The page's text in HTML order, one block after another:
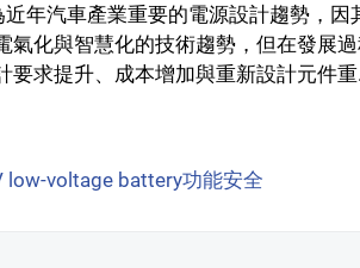
年汽車產業重要的電源設計趨勢，因
化與智慧化的技術趨勢，但在發展
求提升、成本增加與重新設計元件重
low-voltage battery功能安全